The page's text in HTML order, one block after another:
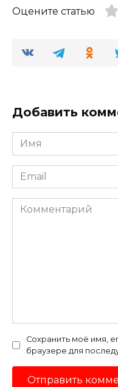
Оцените статью
Добавить
Имя
*
Email
*
Комментарий
Сохранить моё имя,
браузере для